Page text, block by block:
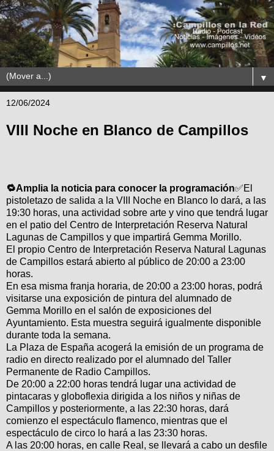
▼
12/06/2024
VIII Noche en Blanco de Campillos
🔁Amplia la noticia para conocer la programación✅El
pistoletazo de salida a la VIII Noche en Blanco lo dará, a las
19:30 horas, una actividad sobre arte y vino que tendrá lugar
en el patio del Centro de Interpretación Reserva Natural
Lagunas de Campillos y que impartirá Gemma Morillo.
El propio Centro de Interpretación Reserva Natural Lagunas
de Campillos estará abierto al público de 20:00 a 23:00
horas.
En esa misma franja horaria, de 20:00 a 23:00 horas, podrá
visitarse una exposición de pintura del alumnado de
Gemma Morillo en el salón de exposiciones del
Ayuntamiento. Esta muestra seguirá igualmente disponible
durante toda la semana.
La Plaza de España acogerá la emisión de un programa de
radio en directo realizado por el alumnado del Taller
Permanente de Radio Campillos.
De 20:00 a 22:00 horas tendrá lugar una actividad de
pintacaras y globoflexia dirigida a los niños y niñas de
Campillos y posteriormente, a las 22:30 horas, dará
comienzo el espectáculo flamenco, mientras que el
espectáculo de circo lo hará a las 23:30 horas.
A las 20:00 horas, en calle Real, se llevará a cabo un desfile